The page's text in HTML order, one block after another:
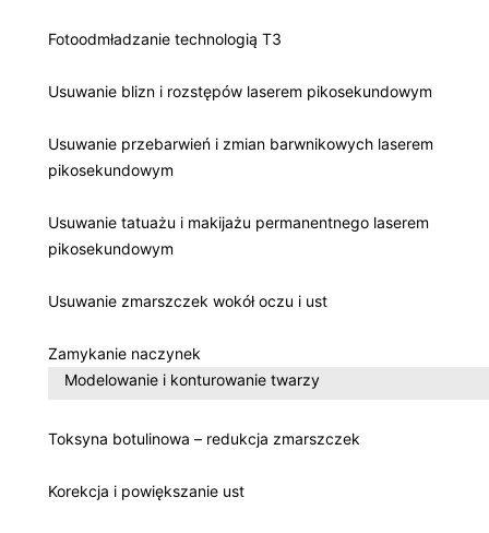
Fotoodmładzanie technologią T3
Usuwanie blizn i rozstępów laserem pikosekundowym
Usuwanie przebarwień i zmian barwnikowych laserem
pikosekundowym
Usuwanie tatuażu i makijażu permanentnego laserem
pikosekundowym
Usuwanie zmarszczek wokół oczu i ust
Zamykanie naczynek
Modelowanie i konturowanie twarzy
Toksyna botulinowa – redukcja zmarszczek
Korekcja i powiększanie ust